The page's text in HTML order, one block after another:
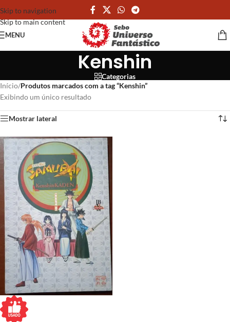
Skip to navigation
Skip to main content
MENU
Kenshin
Categorias
Início/Produtos marcados com a tag “Kenshin”
Exibindo um único resultado
Mostrar lateral